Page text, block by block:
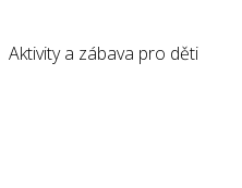
Aktivity a zábava pro děti